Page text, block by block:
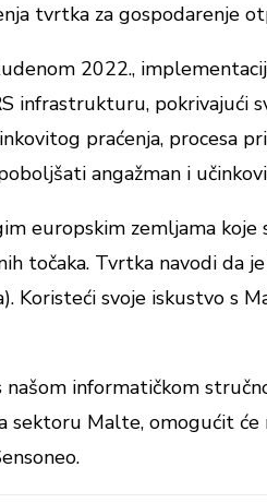
tvrtka za gospodarenje
2022.,
infrastrukturu,
praćenja,
angažman i
europskim zemljama
točaka. Tvrtka navodi da
svoje iskustvo s
informatičkom
Malte, omogućit